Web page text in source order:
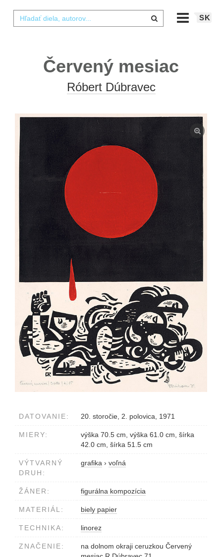
SK
Červený mesiac
Róbert Dúbravec
DATOVANIE: 20. storočie, 2. polovica, 1971
MIERY:
výška 70.5 cm, výška 61.0 cm, šírka
42.0 cm, šírka 51.5 cm
VÝTVARNÝ
DRUH:
grafika › voľná
ŽÁNER: figurálna kompozícia
MATERIÁL: biely papier
TECHNIKA: linorez
ZNAČENIE:
na dolnom okraji ceruzkou Červený